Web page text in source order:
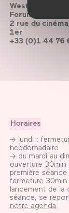
Westfield
Forum des Halles
2 rue du
1er
+33 (0)1 44 76
Horaires
→ lundi :
hebdomadaire
→ du mardi au
ouverture 30min
première
fermeture 30min
lancement de la
séance, se
notre agenda